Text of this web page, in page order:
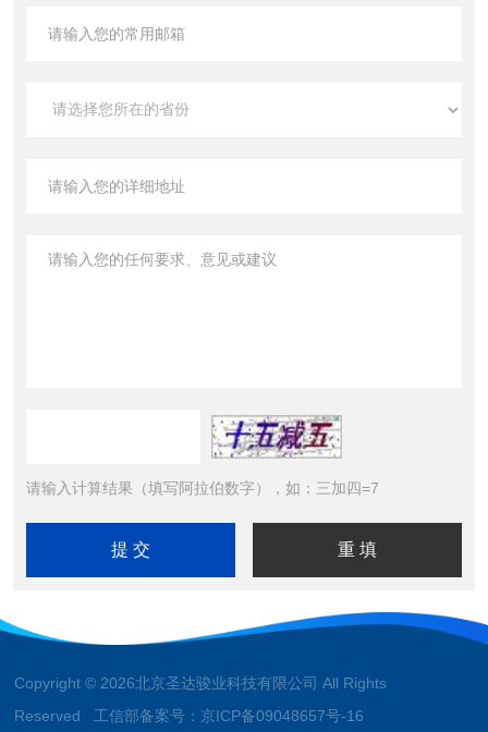
请输入计算结果（填写阿拉伯数字），如：三加四=7
Copyright © 2026北京圣达骏业科技有限公司 All Rights
Reserved 工信部备案号： 京ICP备09048657号-16